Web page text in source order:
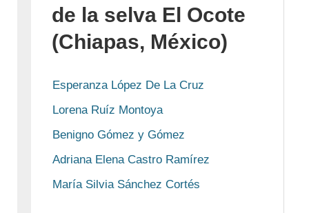
de la selva El Ocote
(Chiapas, México)
Esperanza López De La Cruz
Lorena Ruíz Montoya
Benigno Gómez y Gómez
Adriana Elena Castro Ramírez
María Silvia Sánchez Cortés